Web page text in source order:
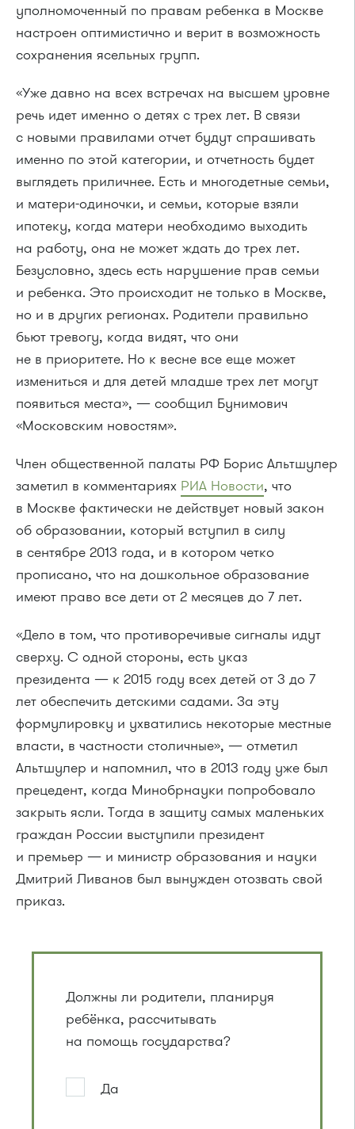
уполномоченный по правам ребенка в Москве
настроен оптимистично и верит в возможность
сохранения ясельных групп.
«Уже давно на всех встречах на высшем уровне
речь идет именно о детях с трех лет. В связи
с новыми правилами отчет будут спрашивать
именно по этой категории, и отчетность будет
выглядеть приличнее. Есть и многодетные семьи,
и матери-одиночки, и семьи, которые взяли
ипотеку, когда матери необходимо выходить
на работу, она не может ждать до трех лет.
Безусловно, здесь есть нарушение прав семьи
и ребенка. Это происходит не только в Москве,
но и в других регионах. Родители правильно
бьют тревогу, когда видят, что они
не в приоритете. Но к весне все еще может
измениться и для детей младше трех лет могут
появиться места», — сообщил Бунимович
«Московским новостям».
Член общественной палаты РФ Борис Альтшулер
заметил в комментариях РИА Новости, что
в Москве фактически не действует новый закон
об образовании, который вступил в силу
в сентябре 2013 года, и в котором четко
прописано, что на дошкольное образование
имеют право все дети от 2 месяцев до 7 лет.
«Дело в том, что противоречивые сигналы идут
сверху. С одной стороны, есть указ
президента — к 2015 году всех детей от 3 до 7
лет обеспечить детскими садами. За эту
формулировку и ухватились некоторые местные
власти, в частности столичные», — отметил
Альтшулер и напомнил, что в 2013 году уже был
прецедент, когда Минобрнауки попробовало
закрыть ясли. Тогда в защиту самых маленьких
граждан России выступили президент
и премьер — и министр образования и науки
Дмитрий Ливанов был вынужден отозвать свой
приказ.
Должны ли родители, планируя
ребёнка, рассчитывать
на помощь государства?
Да